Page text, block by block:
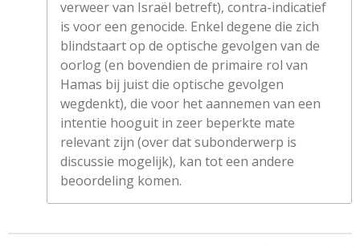
verweer van Israël betreft), contra-indicatief
is voor een genocide. Enkel degene die zich
blindstaart op de optische gevolgen van de
oorlog (en bovendien de primaire rol van
Hamas bij juist die optische gevolgen
wegdenkt), die voor het aannemen van een
intentie hooguit in zeer beperkte mate
relevant zijn (over dat subonderwerp is
discussie mogelijk), kan tot een andere
beoordeling komen.